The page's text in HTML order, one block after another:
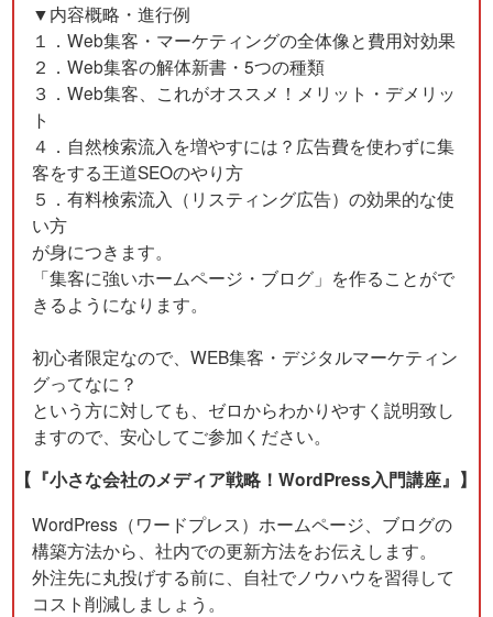
▼内容概略・進行例
１．Web集客・マーケティングの全体像と費用対効果
２．Web集客の解体新書・5つの種類
３．Web集客、これがオススメ！メリット・デメリッ
ト
４．自然検索流入を増やすには？広告費を使わずに集
客をする王道SEOのやり方
５．有料検索流入（リスティング広告）の効果的な使
い方
が身につきます。
「集客に強いホームページ・ブログ」を作ることがで
きるようになります。
初心者限定なので、WEB集客・デジタルマーケティン
グってなに？
という方に対しても、ゼロからわかりやすく説明致し
ますので、安心してご参加ください。
【『小さな会社のメディア戦略！WordPress入門講座』】
WordPress（ワードプレス）ホームページ、ブログの
構築方法から、社内での更新方法をお伝えします。
外注先に丸投げする前に、自社でノウハウを習得して
コスト削減しましょう。